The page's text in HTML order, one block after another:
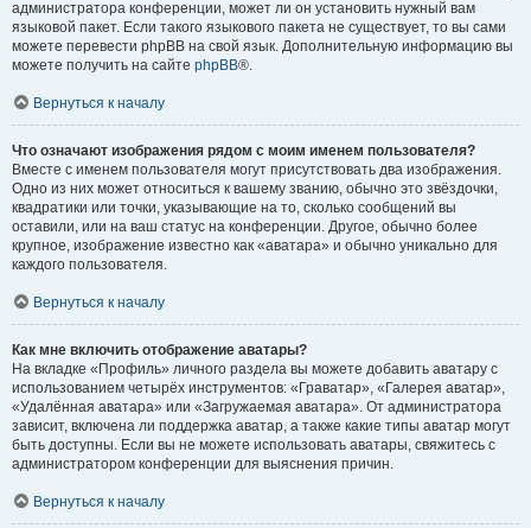
администратора конференции, может ли он установить нужный вам
языковой пакет. Если такого языкового пакета не существует, то вы сами
можете перевести phpBB на свой язык. Дополнительную информацию вы
можете получить на сайте phpBB®.
Вернуться к началу
Что означают изображения рядом с моим именем пользователя?
Вместе с именем пользователя могут присутствовать два изображения.
Одно из них может относиться к вашему званию, обычно это звёздочки,
квадратики или точки, указывающие на то, сколько сообщений вы
оставили, или на ваш статус на конференции. Другое, обычно более
крупное, изображение известно как «аватара» и обычно уникально для
каждого пользователя.
Вернуться к началу
Как мне включить отображение аватары?
На вкладке «Профиль» личного раздела вы можете добавить аватару с
использованием четырёх инструментов: «Граватар», «Галерея аватар»,
«Удалённая аватара» или «Загружаемая аватара». От администратора
зависит, включена ли поддержка аватар, а также какие типы аватар могут
быть доступны. Если вы не можете использовать аватары, свяжитесь с
администратором конференции для выяснения причин.
Вернуться к началу